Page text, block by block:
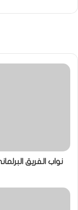
نواب الفريق